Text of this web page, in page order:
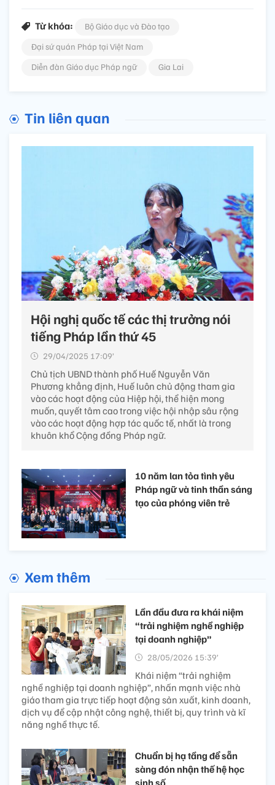
Nam, Phái đoàn Wallonie-Bruxelles và Tổ
chức Đại học Pháp ngữ (AUF) đã ký tuyên
bố chung, khẳng định cam kết tăng cường
hợp tác, thúc đẩy giảng dạy tiếng Pháp và
Gia Lai
Tin liên quan
tiếng Pháp lần thứ 45
29/04/2025 17:09’
Chủ tịch UBND thành phố Huế Nguyễn Văn
Phương khẳng định, Huế luôn chủ động tham gia
vào các hoạt động của Hiệp hội, thể hiện mong
khuôn khổ Cộng đồng Pháp ngữ.
10 năm lan tỏa tình yêu
Pháp ngữ và tinh thần sáng
tạo của phóng viên trẻ
Xem thêm
Lần đầu đưa ra khái niệm
“trải nghiệm nghề nghiệp
tại doanh nghiệp”